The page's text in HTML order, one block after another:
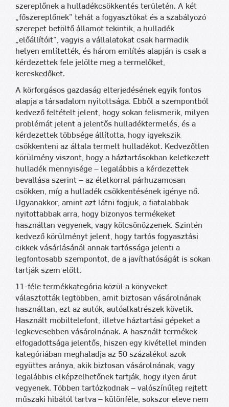
szereplőnek a hulladékcsökkentés területén. A két
„főszereplőnek” tehát a fogyasztókat és a szabályozó
szerepet betöltő államot tekintik, a hulladék
„előállítóit”, vagyis a vállalatokat csak harmadik
helyen említették, és három említés alapján is csak a
kérdezettek fele jelölte meg a termelőket,
kereskedőket.
A körforgásos gazdaság elterjedésének egyik fontos
alapja a társadalom nyitottsága. Ebből a szempontból
kedvező feltételt jelent, hogy sokan felismerik, milyen
problémát jelent a jelentős hulladéktermelés, és a
kérdezettek többsége állította, hogy igyekszik
csökkenteni az általa termelt hulladékot. Kedvezőtlen
körülmény viszont, hogy a háztartásokban keletkezett
hulladék mennyisége – legalábbis a kérdezettek
bevallása szerint – az életkorral párhuzamosan
csökken, míg a hulladék csökkentésének igénye nő.
Ugyanakkor, amint azt látni fogjuk, a fiatalabbak
nyitottabbak arra, hogy bizonyos termékeket
használtan vegyenek, vagy kölcsönözzenek. Szintén
kedvező körülményt jelent, hogy tartós fogyasztási
cikkek vásárlásánál annak tartóssága jelenti a
legfontosabb szempontot, de a javíthatóságát is sokan
tartják szem előtt.
11-féle termékkategória közül a könyveket
választották legtöbben, amit biztosan vásárolnának
használtan, ezt az autók, autóalkatrészek követik.
Használt mobiltelefont, illetve háztartási gépeket a
legkevesebben vásárolnának. A használt termékek
elfogadottsága jelentős, hiszen egy kivétellel minden
kategóriában meghaladja az 50 százalékot azok
együttes aránya, akik biztosan vásárolnának, vagy
legalábbis elképzelhetőnek tartják, hogy ilyen árut
vegyenek. Többen tartózkodnak – valószínűleg rejtett
műszaki hibától tartva – különféle, sokszor eleve nem